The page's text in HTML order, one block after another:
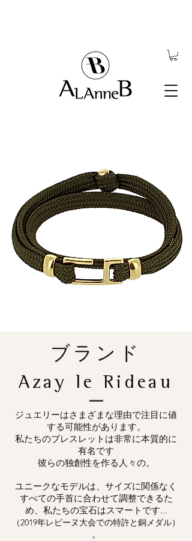
ブランド
Azay le Rideau
ジュエリーはさまざまな理由で注目に値
する可能性があります。
私たちのブレスレットは非常に本質的に
有名です
彼らの独創性を作る人々の。
ユニークなモデルは、サイズに関係なく
すべての手首に合わせて調整できるた
め、私たちの宝石はスマートです...
（2019年レピーヌ大会での特許と銅メダル）
。